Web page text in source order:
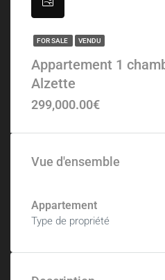
FOR SALE VENDU
Appartement 1
Alzette
299,000.00€
Vue d'ensemble
Appartement
Type de propriété